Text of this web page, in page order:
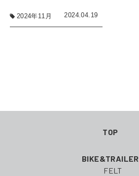
2024年11月 2024.04.19
TOP
BIKE&TRAILER
FELT